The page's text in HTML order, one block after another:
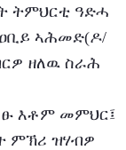
ኣሕመድ(ዶ/
ዘለዉ ስራሕ
ምኽሪ ዝሃብዎ